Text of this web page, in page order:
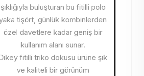
şıklığıyla buluşturan bu fitilli polo
tişört, günlük kombinlerden
özel davetlere kadar geniş bir
kullanım alanı sunar.
fitilli triko dokusu ürüne şık
ve kaliteli bir görünüm